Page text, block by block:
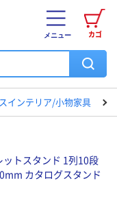
カゴ
メニュー
インテリア/小物家具
ットスタンド 1列10段
カタログスタンド